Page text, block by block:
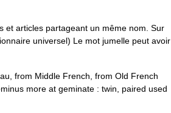
et articles partageant un même nom. Sur
universel) Le mot jumelle peut avoir
from Middle French, from Old French
more at geminate : twin, paired used